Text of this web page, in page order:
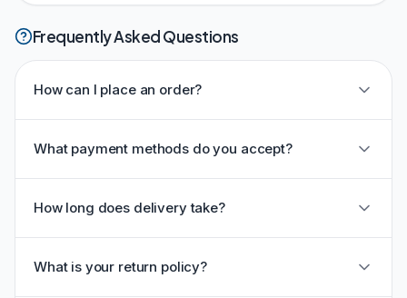
Frequently Asked Questions
How can I place an order?
What payment methods do you accept?
How long does delivery take?
What is your return policy?